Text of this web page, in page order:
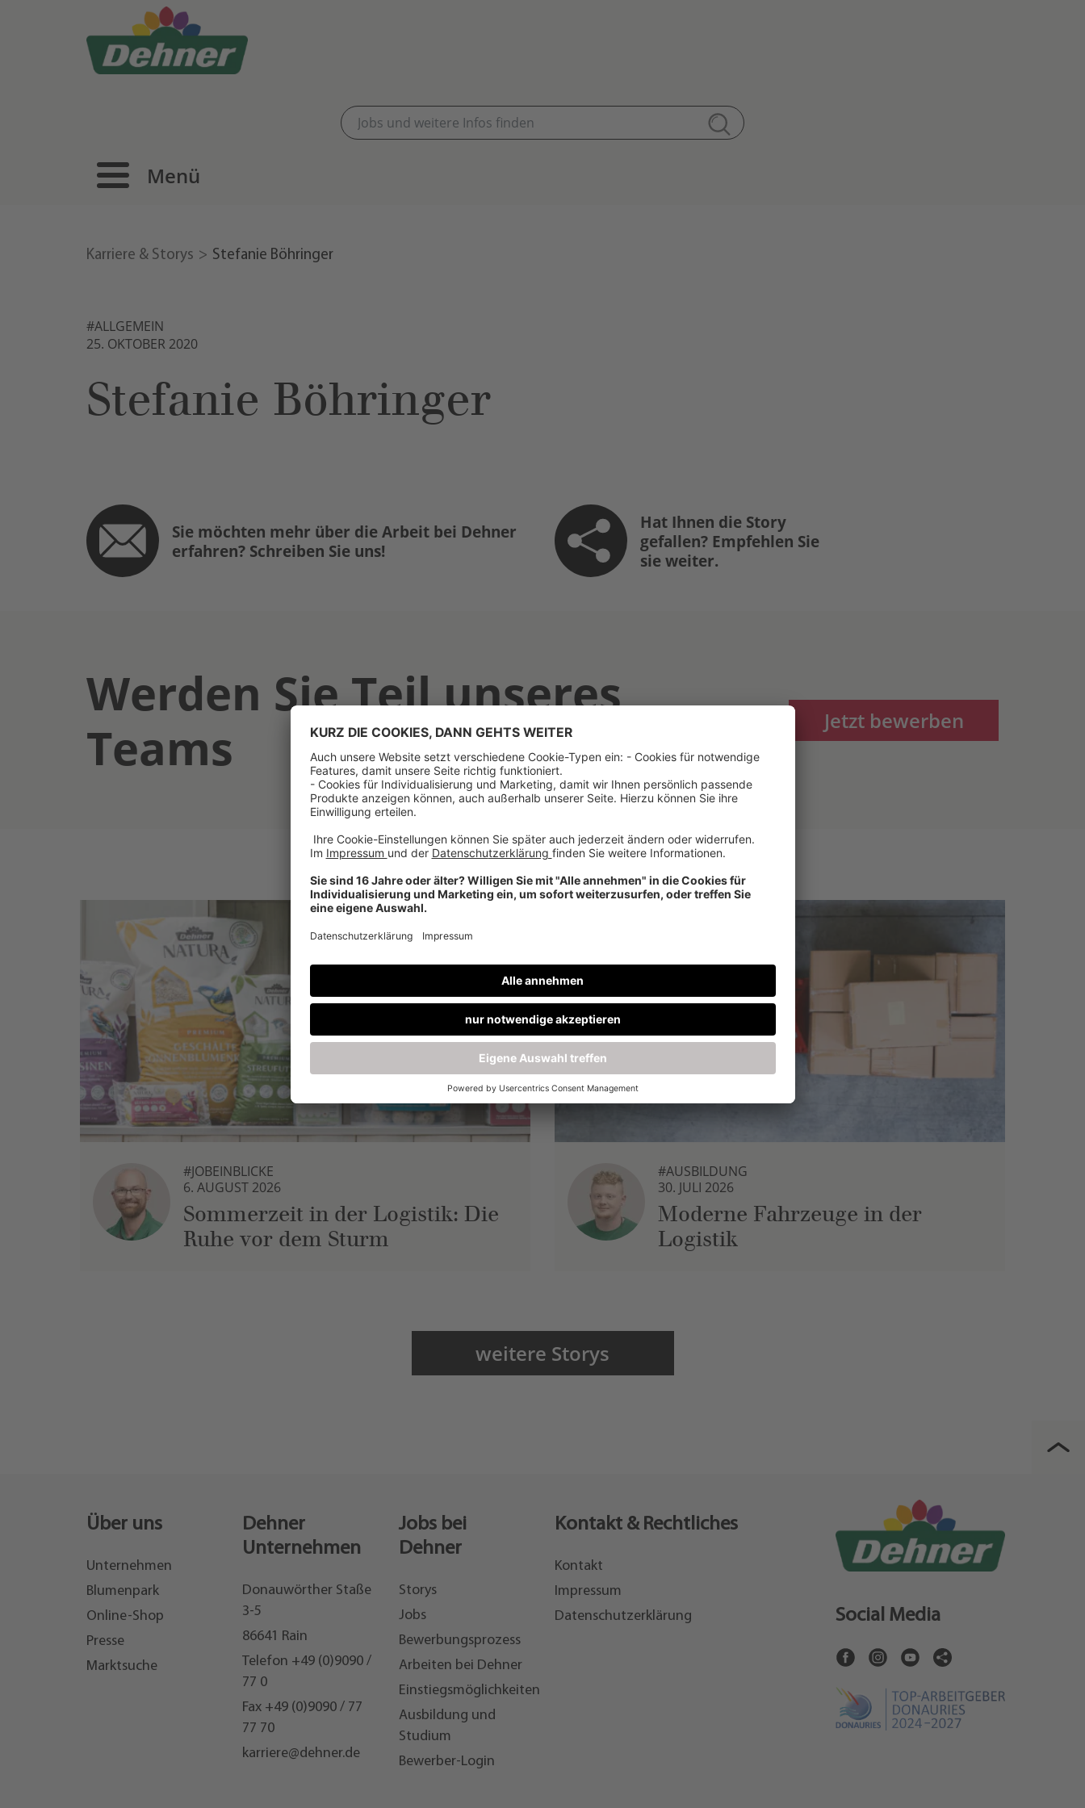
Menü
Karriere & Storys Stefanie Böhringer
#ALLGEMEIN
25. OKTOBER 2020
Stefanie Böhringer
Sie möchten mehr über die Arbeit bei Dehner
erfahren? Schreiben Sie uns!
Hat Ihnen die Story
gefallen? Empfehlen Sie
sie weiter.
Werden Sie Teil unseres
Teams
Jetzt bewerben
#JOBEINBLICKE
6. AUGUST 2026
Sommerzeit in der Logistik: Die
Ruhe vor dem Sturm
#AUSBILDUNG
30. JULI 2026
Moderne Fahrzeuge in der
Logistik
weitere Storys
Über uns
Unternehmen
Blumenpark
Online-Shop
Presse
Marktsuche
Dehner
Unternehmen
Donauwörther Staße
3-5
86641 Rain
Telefon +49 (0)9090 /
77 0
Fax +49 (0)9090 / 77
77 70
karriere@dehner.de
Jobs bei
Dehner
Storys
Jobs
Bewerbungsprozess
Arbeiten bei Dehner
Einstiegsmöglichkeiten
Ausbildung und
Studium
Bewerber-Login
Kontakt & Rechtliches
Kontakt
Impressum
Datenschutzerklärung
Social Media